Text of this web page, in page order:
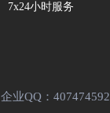
7x24小时服务
企业QQ：407474592